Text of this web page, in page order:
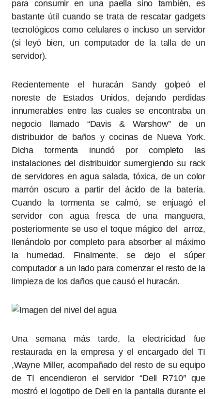
para consumir en una paella sino también, es
bastante útil cuando se trata de rescatar gadgets
tecnológicos como celulares o incluso un servidor
(si leyó bien, un computador de la talla de un
servidor).
Recientemente el huracán Sandy golpeó el
noreste de Estados Unidos, dejando perdidas
innumerables entre las cuales se encontraba un
negocio llamado “Davis & Warshow” de un
distribuidor de baños y cocinas de Nueva York.
Dicha tormenta inundó por completo las
instalaciones del distribuidor sumergiendo su rack
de servidores en agua salada, tóxica, de un color
marrón oscuro a partir del ácido de la batería.
Cuando la tormenta se calmó, se enjuagó el
servidor con agua fresca de una manguera,
posteriormente se uso el toque mágico del arroz,
llenándolo por completo para absorber al máximo
la humedad. Finalmente, se dejo el súper
computador a un lado para comenzar el resto de la
limpieza de los daños que causó el huracán.
Una semana más tarde, la electricidad fue
restaurada en la empresa y el encargado del TI
,Wayne Miller, acompañado del resto de su equipo
de TI encendieron el servidor “Dell R710″ que
mostró el logotipo de Dell en la pantalla durante el